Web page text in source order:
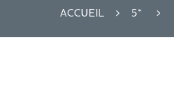
ACCUEIL 5*